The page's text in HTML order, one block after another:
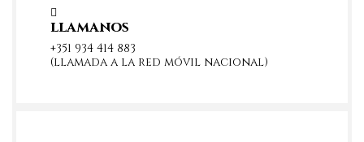
llamanos
+351 934 414 883
(llamada a la red móvil nacional)